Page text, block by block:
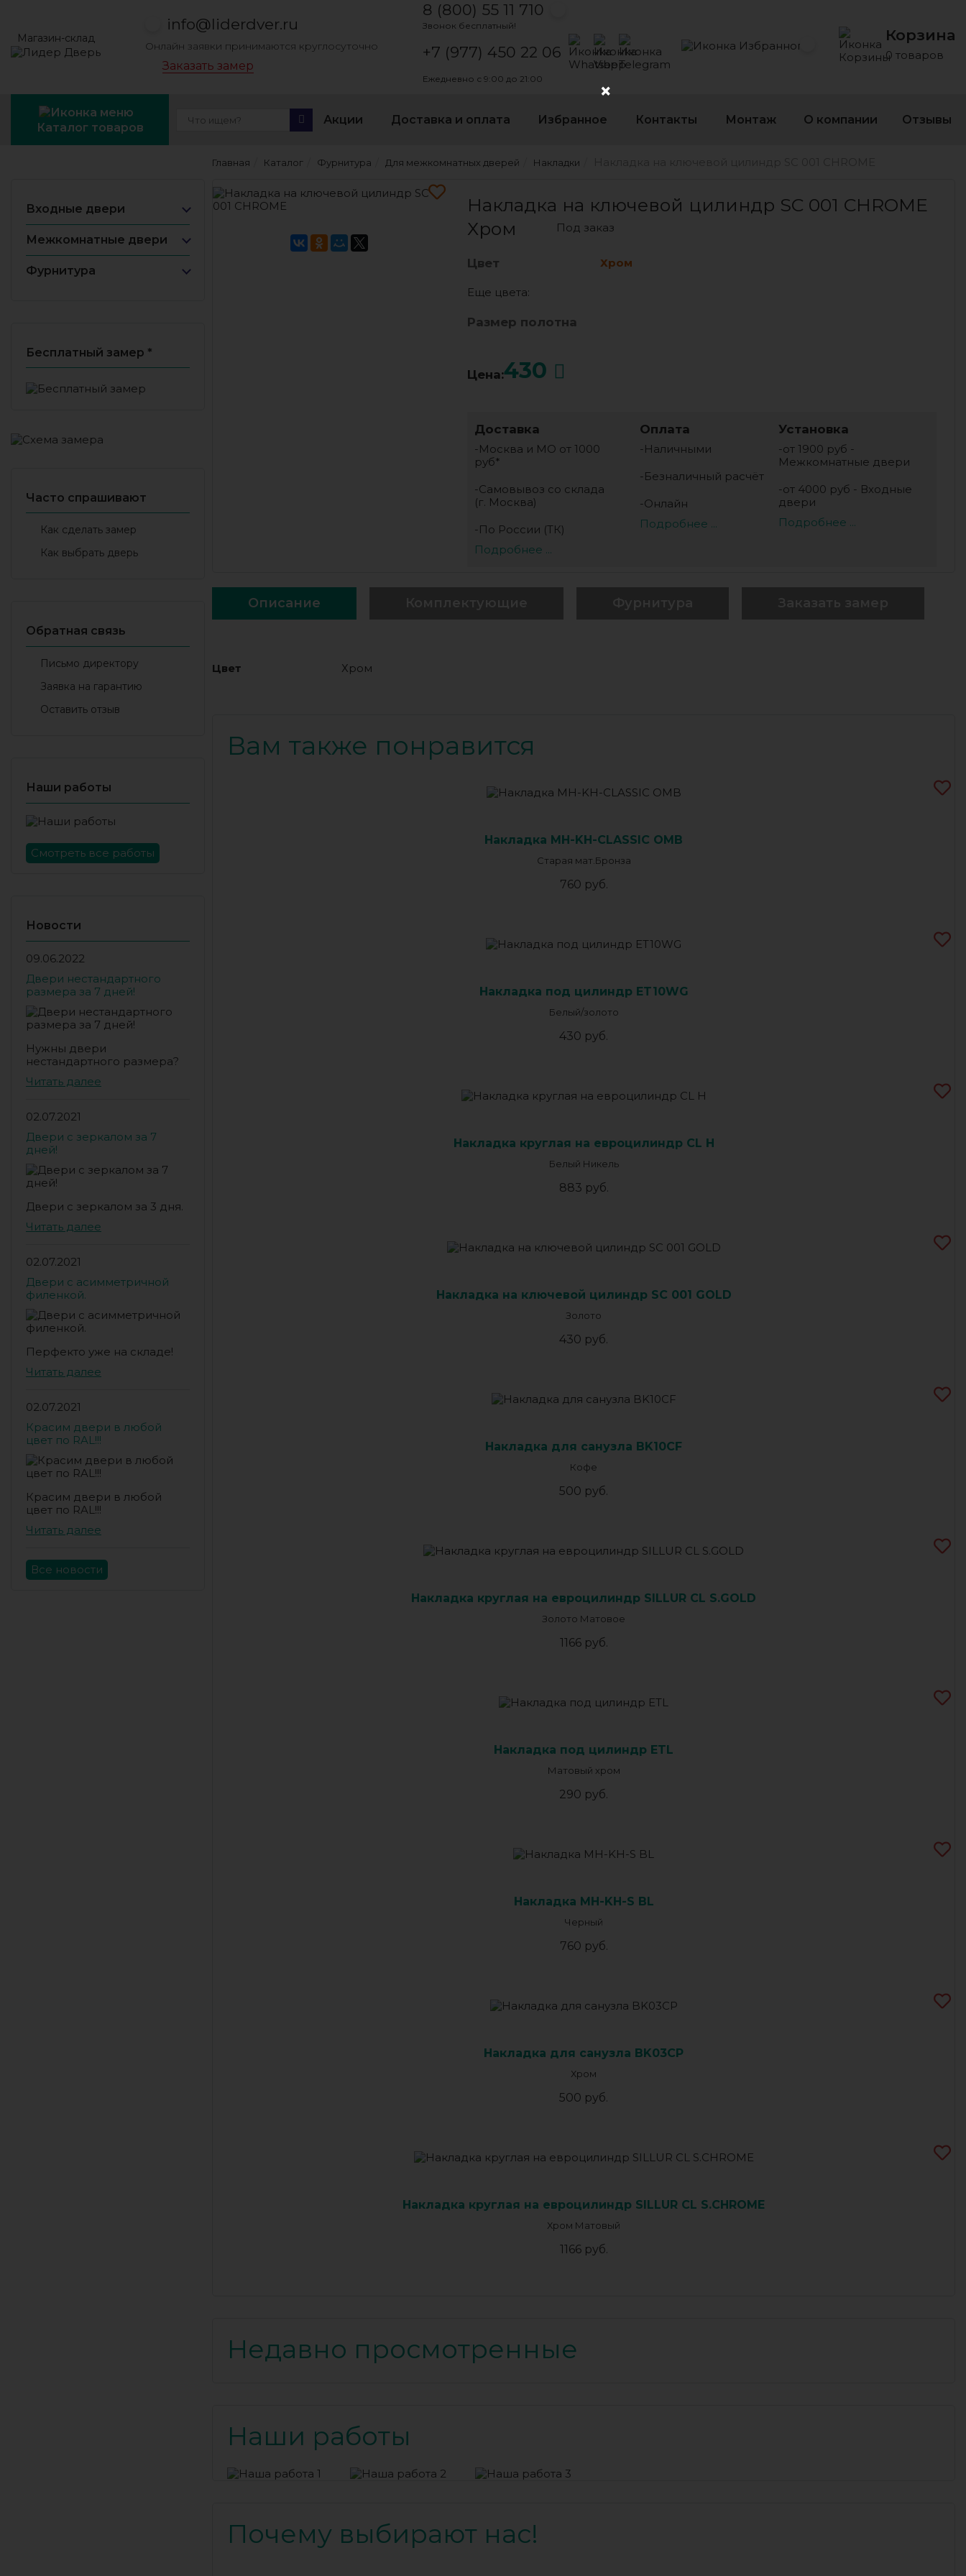
Магазин-склад
info@liderdver.ru
Онлайн заявки принимаются круглосуточно
Заказать замер
8 (800) 55 11 710
Звонок бесплатный!
+7 (977) 450 22 06
Написать на Whatsapp
Написать на Viber
Написать на Telegram
Ежедневно с 9:00 до 21:00
Избранное Корзина
0 товаров
Каталог товаров
Акции Доставка и оплата Избранное Контакты Монтаж О компании Отзывы
Входные двери
Межкомнатные двери
Фурнитура
Бесплатный замер *
Часто спрашивают
Как сделать замер
Как выбрать дверь
Обратная связь
Письмо директору
Заявка на гарантию
Оставить отзыв
Наши работы
Смотреть все работы
Новости
09.06.2022
Двери нестандартного
размера за 7 дней!
Нужны двери
нестандартного размера?
Читать далее
02.07.2021
Двери с зеркалом за 7
дней!
Двери с зеркалом за 3 дня.
Читать далее
02.07.2021
Двери с асимметричной
филенкой.
Перфекто уже на складе!
Читать далее
02.07.2021
Красим двери в любой
цвет по RAL!!!
Красим двери в любой
цвет по RAL!!!
Читать далее
Все новости
Главная Каталог Фурнитура Для межкомнатных дверей Накладки
Накладка на ключевой цилиндр SC 001 CHROME
Хром
Под заказ
Цвет Хром
Еще цвета:
Размер полотна
Цена:430
Доставка
-Москва и МО от 1000
руб*
-Самовывоз со склада
(г. Москва)
-По России (ТК)
Подробнее ...
Оплата
-Наличными
-Безналичный расчёт
-Онлайн
Подробнее ...
Установка
-от 1900 руб -
Межкомнатные двери
-от 4000 руб - Входные
двери
Подробнее ...
Описание
Цвет Хром
Вам также понравится
Накладка MH-KH-CLASSIC OMB
Старая мат.Бронза
760 руб.
Накладка под цилиндр ET10WG
Белый/золото
430 руб.
Накладка круглая на евроцилиндр CL H
Белый Никель
883 руб.
Накладка на ключевой цилиндр SC 001 GOLD
Золото
430 руб.
Накладка для санузла BK10CF
Кофе
500 руб.
Накладка круглая на евроцилиндр SILLUR CL S.GOLD
Золото Матовое
1166 руб.
Накладка под цилиндр ETL
Матовый хром
290 руб.
Накладка MH-KH-S BL
Черный
760 руб.
Накладка для санузла BK03CP
Хром
500 руб.
Накладка круглая на евроцилиндр SILLUR CL S.CHROME
Хром Матовый
1166 руб.
Недавно просмотренные
Наши работы
Почему выбирают нас!
×